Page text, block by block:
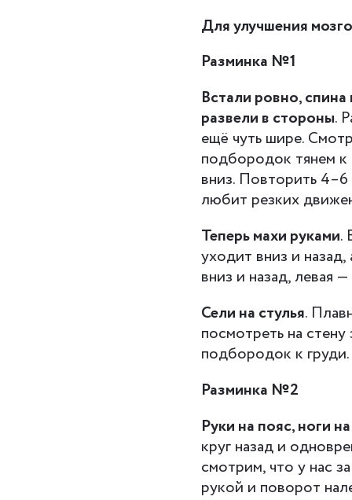
Для улучшения
Разминка №1
Встали ровно,
развели в стороны.
ещё чуть шире.
подбородок тянем к
вниз. Повторить 4–6
любит резких
Теперь махи руками.
уходит вниз и
вниз и назад, левая
Сели на стулья.
посмотреть на
подбородок к
Разминка №2
Руки на пояс, ноги
круг назад и
смотрим, что у нас
рукой и поворот